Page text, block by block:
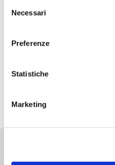
delNecessari
Preferenze
Statistiche
Marketing
Cantine d’Italia